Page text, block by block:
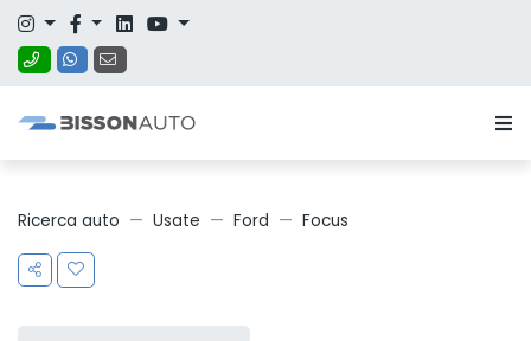
Ricerca auto Usate Ford Focus